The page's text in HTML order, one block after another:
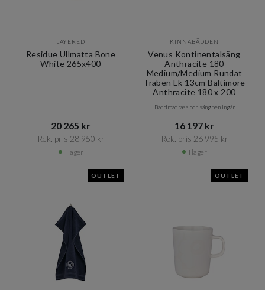
LAYERED
Residue Ullmatta Bone
White 265x400
20 265 kr​​
Rek. pris 28 950 kr​​
I lager
KINNABÄDDEN
Venus Kontinentalsäng
Anthracite 180
Medium/Medium Rundat
Träben Ek 13cm Baltimore
Anthracite 180 x 200
Bäddmadrass och sängben ingår
16 197 kr​​
Rek. pris 26 995 kr​​
I lager
OUTLET OUTLET